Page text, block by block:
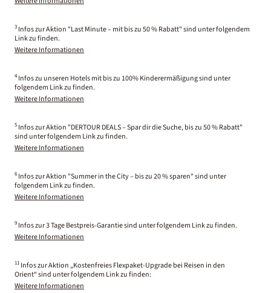
3 Infos zur Aktion "Last Minute – mit bis zu 50 % Rabatt" sind unter folgendem
Link zu finden.
Weitere Informationen
4 Infos zu unseren Hotels mit bis zu 100% Kinderermäßigung sind unter
folgendem Link zu finden.
Weitere Informationen
5 Infos zur Aktion "DERTOUR DEALS – Spar dir die Suche, bis zu 50 % Rabatt"
sind unter folgendem Link zu finden.
Weitere Informationen
6 Infos zur Aktion "Summer in the City – bis zu 20 % sparen" sind unter
folgendem Link zu finden.
Weitere Informationen
9 Infos zur 3 Tage Bestpreis-Garantie sind unter folgendem Link zu finden.
Weitere Informationen
11 Infos zur Aktion „Kostenfreies Flexpaket-Upgrade bei Reisen in den
Orient“ sind unter folgendem Link zu finden:
Weitere Informationen